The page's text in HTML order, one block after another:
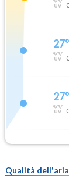
27°
27°
Qualità